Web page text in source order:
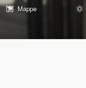
Mappe